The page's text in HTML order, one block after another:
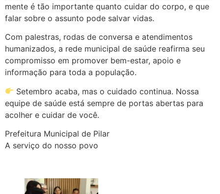
mente é tão importante quanto cuidar do corpo, e que
falar sobre o assunto pode salvar vidas.
Com palestras, rodas de conversa e atendimentos
humanizados, a rede municipal de saúde reafirma seu
compromisso em promover bem-estar, apoio e
informação para toda a população.
Setembro acaba, mas o cuidado continua. Nossa
equipe de saúde está sempre de portas abertas para
acolher e cuidar de você.
Prefeitura Municipal de Pilar
A serviço do nosso povo